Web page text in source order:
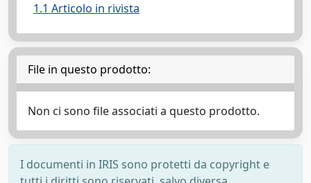
1.1 Articolo in rivista
File in questo prodotto:
Non ci sono file associati a questo prodotto.
I documenti in IRIS sono protetti da copyright e